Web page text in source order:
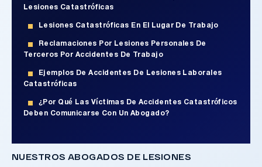
Lesiones Catastróficas
Lesiones Catastróficas En El Lugar De Trabajo
Reclamaciones Por Lesiones Personales De
Terceros Por Accidentes De Trabajo
Ejemplos De Accidentes De Lesiones Laborales
Catastróficas
¿Por Qué Las Víctimas De Accidentes Catastróficos
Deben Comunicarse Con Un Abogado?
NUESTROS ABOGADOS DE LESIONES